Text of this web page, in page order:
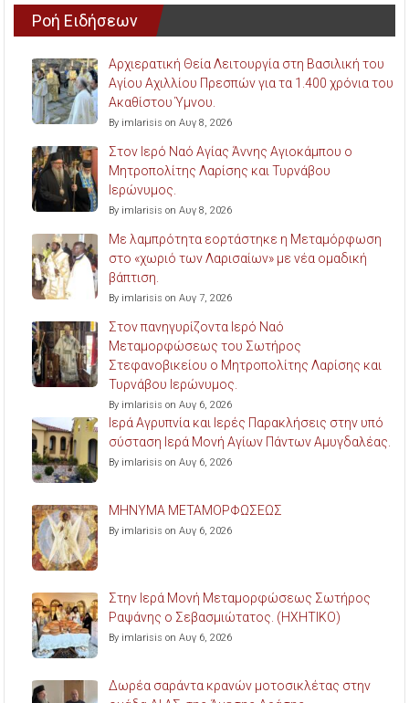
Ροή Ειδήσεων
Αρχιερατική Θεία Λειτουργία στη Βασιλική του
Αγίου Αχιλλίου Πρεσπών για τα 1.400 χρόνια του
Ακαθίστου Ύμνου.
By imlarisis on Αυγ 8, 2026
Στον Ιερό Ναό Αγίας Άννης Αγιοκάμπου ο
Μητροπολίτης Λαρίσης και Τυρνάβου
Ιερώνυμος.
By imlarisis on Αυγ 8, 2026
Με λαμπρότητα εορτάστηκε η Μεταμόρφωση
στο «χωριό των Λαρισαίων» με νέα ομαδική
βάπτιση.
By imlarisis on Αυγ 7, 2026
Στον πανηγυρίζοντα Ιερό Ναό
Μεταμορφώσεως του Σωτήρος
Στεφανοβικείου ο Μητροπολίτης Λαρίσης και
Τυρνάβου Ιερώνυμος.
By imlarisis on Αυγ 6, 2026
Ιερά Αγρυπνία και Ιερές Παρακλήσεις στην υπό
σύσταση Ιερά Μονή Αγίων Πάντων Αμυγδαλέας.
By imlarisis on Αυγ 6, 2026
ΜΗΝΥΜΑ ΜΕΤΑΜΟΡΦΩΣΕΩΣ
By imlarisis on Αυγ 6, 2026
Στην Ιερά Μονή Μεταμορφώσεως Σωτήρος
Ραψάνης ο Σεβασμιώτατος. (ΗΧΗΤΙΚΟ)
By imlarisis on Αυγ 6, 2026
Δωρέα σαράντα κρανών μοτοσικλέτας στην